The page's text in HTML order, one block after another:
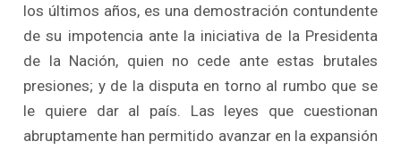
los últimos años, es una demostración contundente
de su impotencia ante la iniciativa de la Presidenta
de la Nación, quien no cede ante estas brutales
presiones; y de la disputa en torno al rumbo que se
le quiere dar al país. Las leyes que cuestionan
abruptamente han permitido avanzar en la expansión